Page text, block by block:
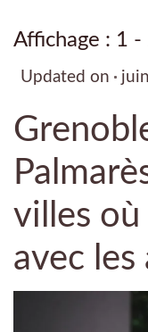
Affichage : 1 -
Updated on
villes
avec les